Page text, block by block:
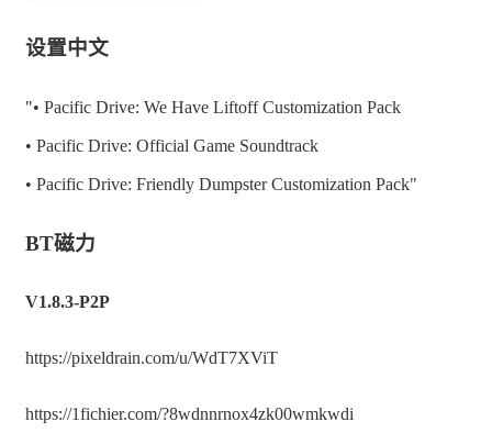
你和车总有裨益
- 记住“风浪越大鱼越贵”，最危险的地区总藏着至关重要
的材料
准备好了吗，厉兵秣马完毕就上车出发吧
设置中文
"• Pacific Drive: We Have Liftoff Customization Pack
• Pacific Drive: Official Game Soundtrack
• Pacific Drive: Friendly Dumpster Customization Pack"
BT磁力
V1.8.3-P2P
https://pixeldrain.com/u/WdT7XViT
https://1fichier.com/?8wdnnrnox4zk00wmkwdi